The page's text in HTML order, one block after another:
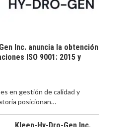
Inc. anuncia la obtención
ISO 9001: 2015 y
en gestión de calidad y
posicionan…